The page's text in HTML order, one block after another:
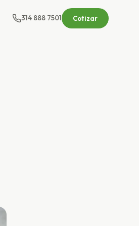
314 888 7501 Cotizar